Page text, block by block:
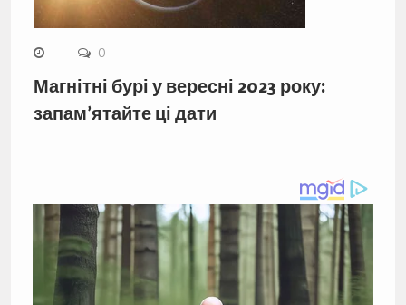
0
Магнітні бурі у вересні 2023 року:
запам’ятайте ці дати